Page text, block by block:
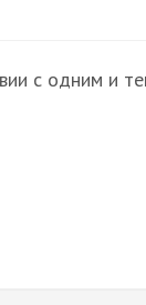
с одним и